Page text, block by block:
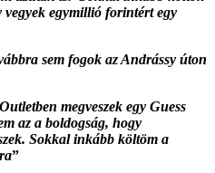
egymillió forintért egy
sem fogok az Andrássy úton
megveszek egy Guess
az a boldogság, hogy
Sokkal inkább költöm a
”